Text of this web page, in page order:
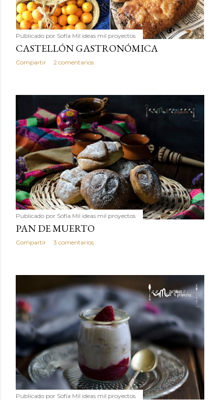
Publicado por Sofía Mil ideas mil proyectos
CASTELLÓN GASTRONÓMICA
Compartir 2 comentarios
Publicado por Sofía Mil ideas mil proyectos
PAN DE MUERTO
Compartir 3 comentarios
Publicado por Sofía Mil ideas mil proyectos